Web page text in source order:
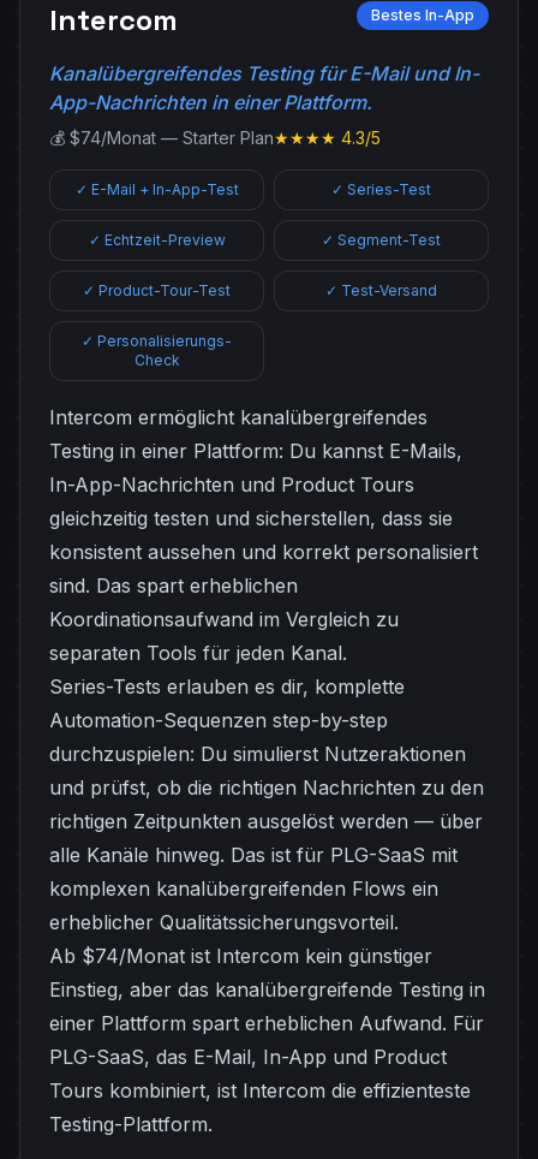
Intercom Bestes In-App
Kanalübergreifendes Testing für E-Mail und In-
App-Nachrichten in einer Plattform.
💰 $74/Monat — Starter Plan★★★★ 4.3/5
✓ E-Mail + In-App-Test ✓ Series-Test
✓ Echtzeit-Preview ✓ Segment-Test
✓ Product-Tour-Test ✓ Test-Versand
✓ Personalisierungs-
Check
Intercom ermöglicht kanalübergreifendes
Testing in einer Plattform: Du kannst E-Mails,
In-App-Nachrichten und Product Tours
gleichzeitig testen und sicherstellen, dass sie
konsistent aussehen und korrekt personalisiert
sind. Das spart erheblichen
Koordinationsaufwand im Vergleich zu
separaten Tools für jeden Kanal.
Series-Tests erlauben es dir, komplette
Automation-Sequenzen step-by-step
durchzuspielen: Du simulierst Nutzeraktionen
und prüfst, ob die richtigen Nachrichten zu den
richtigen Zeitpunkten ausgelöst werden — über
alle Kanäle hinweg. Das ist für PLG-SaaS mit
komplexen kanalübergreifenden Flows ein
erheblicher Qualitätssicherungsvorteil.
Ab $74/Monat ist Intercom kein günstiger
Einstieg, aber das kanalübergreifende Testing in
einer Plattform spart erheblichen Aufwand. Für
PLG-SaaS, das E-Mail, In-App und Product
Tours kombiniert, ist Intercom die effizienteste
Testing-Plattform.